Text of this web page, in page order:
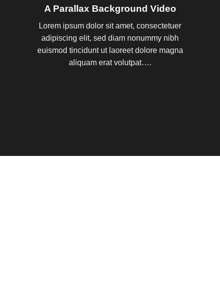
A Parallax Background Video
Lorem ipsum dolor sit amet, consectetuer
adipiscing elit, sed diam nonummy nibh
euismod tincidunt ut laoreet dolore magna
aliquam erat volutpat….